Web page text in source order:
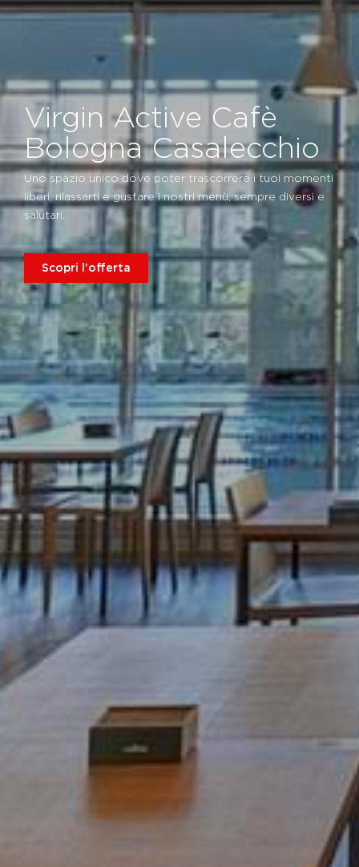
Virgin Active Cafè
Bologna Casalecchio
Uno spazio unico dove poter trascorrere i tuoi momenti
liberi, rilassarti e gustare i nostri menù, sempre diversi e
salutari.
Scopri l'offerta